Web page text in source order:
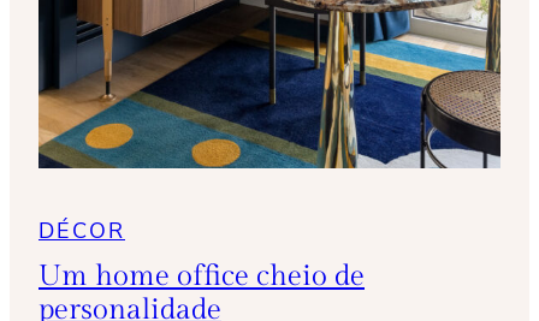
DÉCOR
Um home office cheio de
personalidade